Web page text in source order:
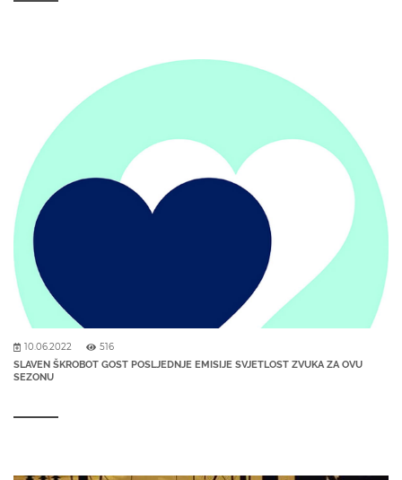
10.06.2022 516
SLAVEN ŠKROBOT GOST POSLJEDNJE EMISIJE SVJETLOST ZVUKA ZA OVU
SEZONU